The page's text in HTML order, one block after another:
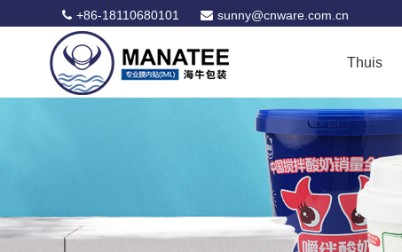
+86-18110680101 sunny@cnware.com.cn
Thuis